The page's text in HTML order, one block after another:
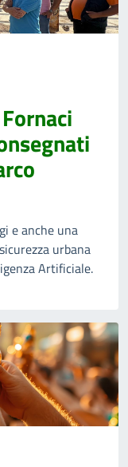
e anche una
urbana
Artificiale.